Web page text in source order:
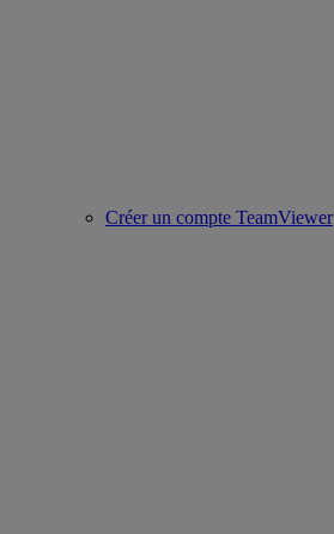
Créer un compte TeamViewer